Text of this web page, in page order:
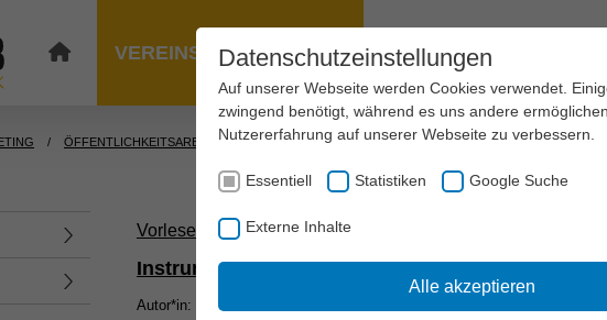
VEREINSMANAGEMENT SPORTENTWICKLUNG
ÖFFENTLICHKEITSARBEIT AKTUELL:
INSTRUMENTE
Vorlesen Informationen zum Readspeaker öffnen
Instrumente der externen Öffentlichkeitsarbeit
Autor*in: Dirk Schröter...
Datenschutzeinstellungen
Auf unserer Webseite werden Cookies verwendet.
zwingend benötigt, während es uns andere
Nutzererfahrung auf unserer Webseite zu verbessern.
Essentiell Statistiken Google Suche
Externe Inhalte
Alle akzeptieren